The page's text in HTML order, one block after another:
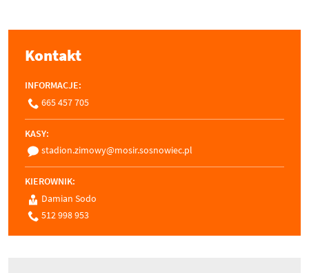
Kontakt
INFORMACJE:
665 457 705
KASY:
stadion.zimowy@mosir.sosnowiec.pl
KIEROWNIK:
Damian Sodo
512 998 953